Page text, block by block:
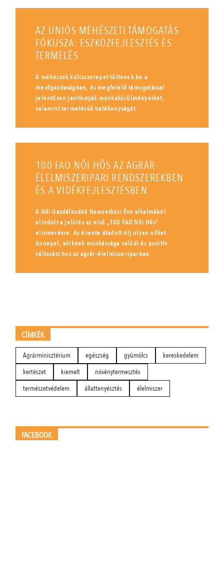
AZ UNIÓS MÉHÉSZETI TÁMOGATÁS
FÓKUSZA: ESZKÖZFEJLESZTÉS ÉS
TERMELÉS
A méhészek kulcsszerepet töltenek be a
mezőgazdaságban, és megfelelő támogatással
jelentősen javíthatják munkakörülményeiket,
valamint termelésük hatékonyságát.
100 FAO NŐI HŐS AZ AGRÁR-
ÉLELMISZERIPARI RENDSZEREKBEN
ÉS A VIDÉKFEJLESZTÉSBEN
A Női Gazdálkodók Nemzetközi Éve alkalmából
elindult a jelölés az első „100 FAO Női Hős”
elismerésre. Az évente átadott díj olyan nőket
ünnepel, akiknek munkássága valódi és pozitív
változást hoz az agrár-élelmiszeriparban.
CÍMKÉK
Agrárminisztérium egészség gyümölcs
kereskedelem
kertészet
kiemelt
növénytermesztés
természetvédelem
állattenyésztés élelmiszer
FACEBOOK